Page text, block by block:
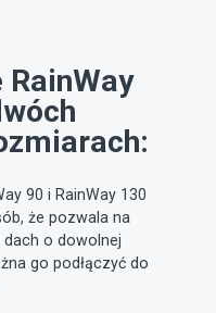
90 i RainWay 130
że pozwala na
dach o dowolnej
go podłączyć do